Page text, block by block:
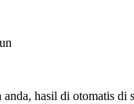
hasil di otomatis di